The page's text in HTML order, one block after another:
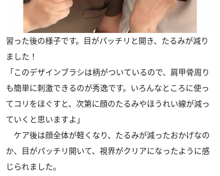
習った後の様子です。目がパッチリと開き、たるみが減り
ました！
「このデザインブラシは柄がついているので、肩甲骨周り
も簡単に刺激できるのが秀逸です。いろんなところに使っ
てコリをほぐすと、次第に顔のたるみやほうれい線が減っ
ていくと思いますよ」
ケア後は顔全体が軽くなり、たるみが減ったおかげなの
か、目がパッチリ開いて、視界がクリアになったように感
じられました。